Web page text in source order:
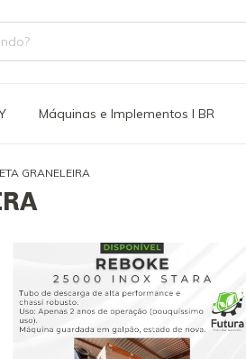
Máquinas e Implementos l BR
GRANELEIRA